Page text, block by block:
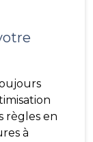
règles en
à